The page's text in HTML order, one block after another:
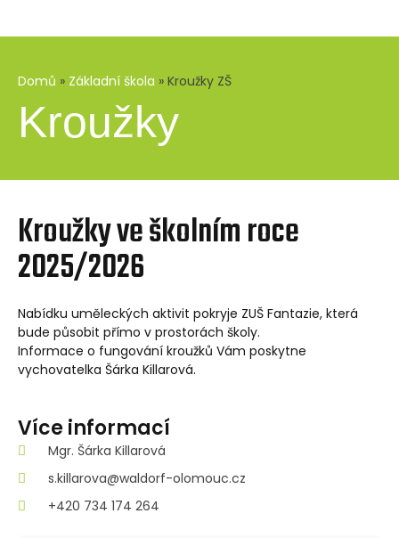
Domů » Základní škola » Kroužky ZŠ
Kroužky
Kroužky ve školním roce
2025/2026
Nabídku uměleckých aktivit pokryje ZUŠ Fantazie, která
bude působit přímo v prostorách školy.
Informace o fungování kroužků Vám poskytne
vychovatelka Šárka Killarová.
Více informací
Mgr. Šárka Killarová
s.killarova@waldorf-olomouc.cz
+420 734 174 264